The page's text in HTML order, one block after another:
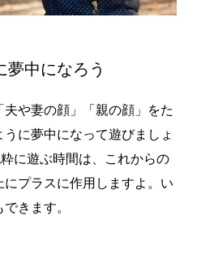
夢中になろう
や妻の顔」「親の顔」をた
に夢中になって遊びましょ
に遊ぶ時間は、これからの
プラスに作用しますよ。い
きます。